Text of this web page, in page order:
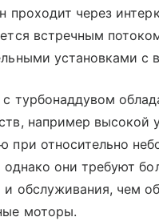
проходит через
встречным
установками с
с турбонаддувом
например высокой
при относительно
однако они требуют
и обслуживания, чем
моторы.